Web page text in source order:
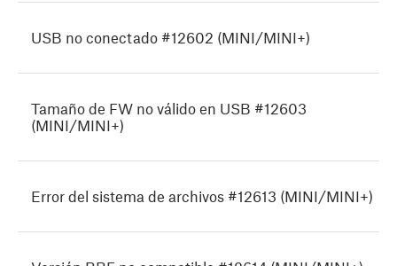
USB no conectado #12602 (MINI/MINI+)
Tamaño de FW no válido en USB #12603
(MINI/MINI+)
Error del sistema de archivos #12613 (MINI/MINI+)